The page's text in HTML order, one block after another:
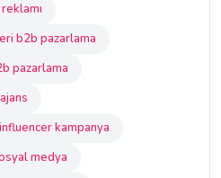
b2b pazarlama
pazarlama
kampanya
medya